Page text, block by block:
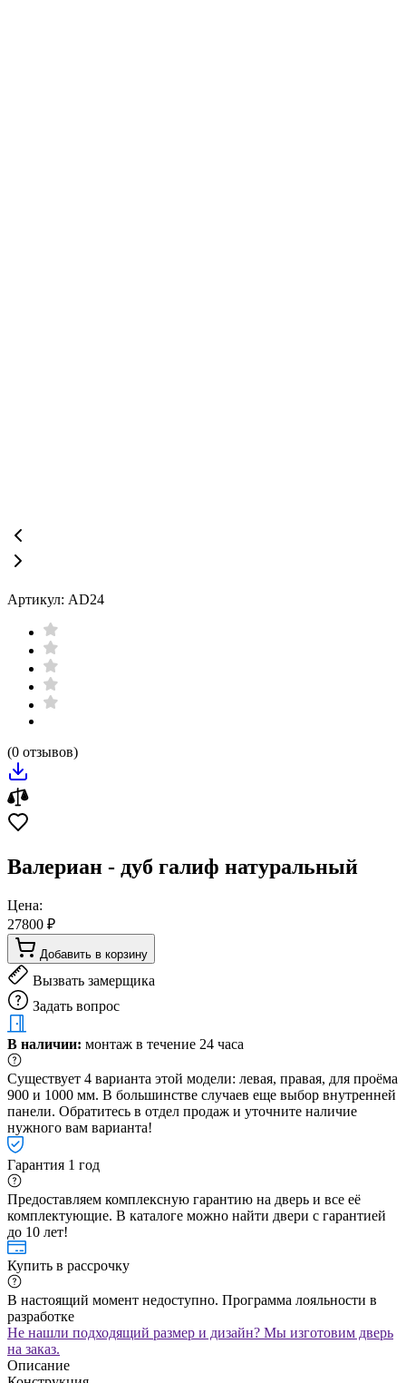
Артикул: AD24
(0 отзывов)
Валериан - дуб галиф натуральный
Цена:
27800 ₽
Добавить в корзину
Вызвать замерщика
Задать вопрос
В наличии: монтаж в течение 24 часа
Существует 4 варианта этой модели: левая, правая, для проёма
900 и 1000 мм. В большинстве случаев еще выбор внутренней
панели. Обратитесь в отдел продаж и уточните наличие
нужного вам варианта!
Гарантия 1 год
Предоставляем комплексную гарантию на дверь и все её
комплектующие. В каталоге можно найти двери с гарантией
до 10 лет!
Купить в рассрочку
В настоящий момент недоступно. Программа лояльности в
разработке
Не нашли подходящий размер и дизайн? Мы изготовим дверь
на заказ.
Описание